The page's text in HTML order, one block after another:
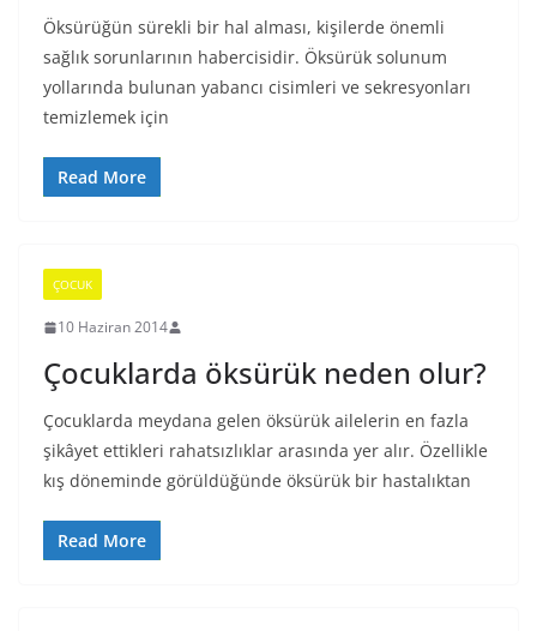
Öksürüğün sürekli bir hal alması, kişilerde önemli
sağlık sorunlarının habercisidir. Öksürük solunum
yollarında bulunan yabancı cisimleri ve sekresyonları
temizlemek için
Read More
ÇOCUK
10 Haziran 2014
Çocuklarda öksürük neden olur?
Çocuklarda meydana gelen öksürük ailelerin en fazla
şikâyet ettikleri rahatsızlıklar arasında yer alır. Özellikle
kış döneminde görüldüğünde öksürük bir hastalıktan
Read More